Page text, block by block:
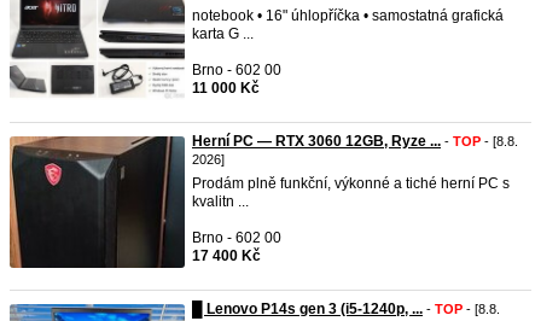
notebook • 16" úhlopříčka • samostatná grafická
karta G ...
Brno - 602 00
11 000 Kč
Herní PC — RTX 3060 12GB, Ryze ... - TOP - [8.8.
2026]
Prodám plně funkční, výkonné a tiché herní PC s
kvalitn ...
Brno - 602 00
17 400 Kč
█ Lenovo P14s gen 3 (i5-1240p, ... - TOP - [8.8.